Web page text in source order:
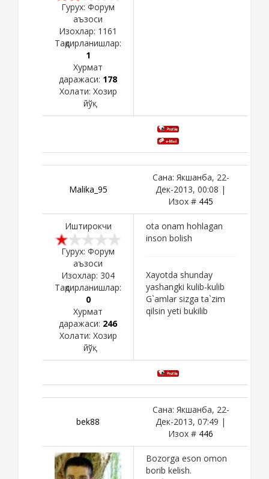
Гурух: Форум
аъзоси
Изохлар: 1161
Тақдирланишлар:
1
Хурмат
даражаси: 178
Холати: Хозир
йўқ
Malika_95
Сана: Якшанба, 22-
Дек-2013, 00:08 |
Изох # 445
Иштирокчи
Гурух: Форум
аъзоси
Изохлар: 304
Тақдирланишлар:
0
Хурмат
даражаси: 246
Холати: Хозир
йўқ
ota onam hohlagan
inson bolish
Xayotda shunday
yashangki kulib-kulib
G`amlar sizga ta`zim
qilsin yeti bukilib
bek88
Сана: Якшанба, 22-
Дек-2013, 07:49 |
Изох # 446
Bozorga eson omon
borib kelish.